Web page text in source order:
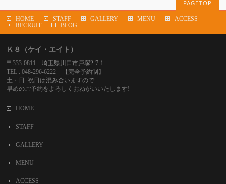
PAGETOP
HOME STAFF GALLERY MENU
ACCESS
RECRUIT
BLOG
Ｋ８（ケイ・エイト）
〒333-0811 埼玉県川口市戸塚2-7-1
TEL : 048-296-6222 【完全予約制】
土・日･祝日は混み合いますので
早めのご予約をよろしくおねがいいたします!
HOME
STAFF
GALLERY
MENU
ACCESS